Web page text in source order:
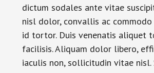
dictum sodales ante vitae
nisl dolor, convallis ac commodo
id tortor. Duis venenatis aliquet
facilisis. Aliquam dolor libero,
iaculis non, sollicitudin vitae nisl.